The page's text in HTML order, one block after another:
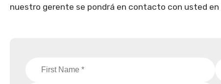
nuestro gerente se pondrá en contacto con usted